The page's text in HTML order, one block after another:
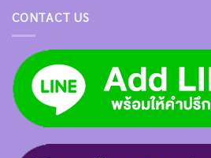
CONTACT US